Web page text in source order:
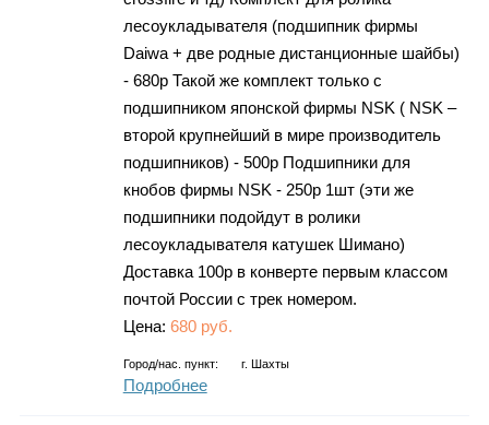
лесоукладывателя (подшипник фирмы
Daiwa + две родные дистанционные шайбы)
- 680р Такой же комплект только с
подшипником японской фирмы NSK ( NSK –
второй крупнейший в мире производитель
подшипников) - 500р Подшипники для
кнобов фирмы NSK - 250р 1шт (эти же
подшипники подойдут в ролики
лесоукладывателя катушек Шимано)
Доставка 100р в конверте первым классом
почтой России с трек номером.
Цена: 680 руб.
Город/нас. пункт: г. Шахты
Подробнее